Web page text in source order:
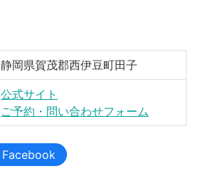
静岡県賀茂郡西伊豆町田子
公式サイト
ご予約・問い合わせフォーム
Facebook